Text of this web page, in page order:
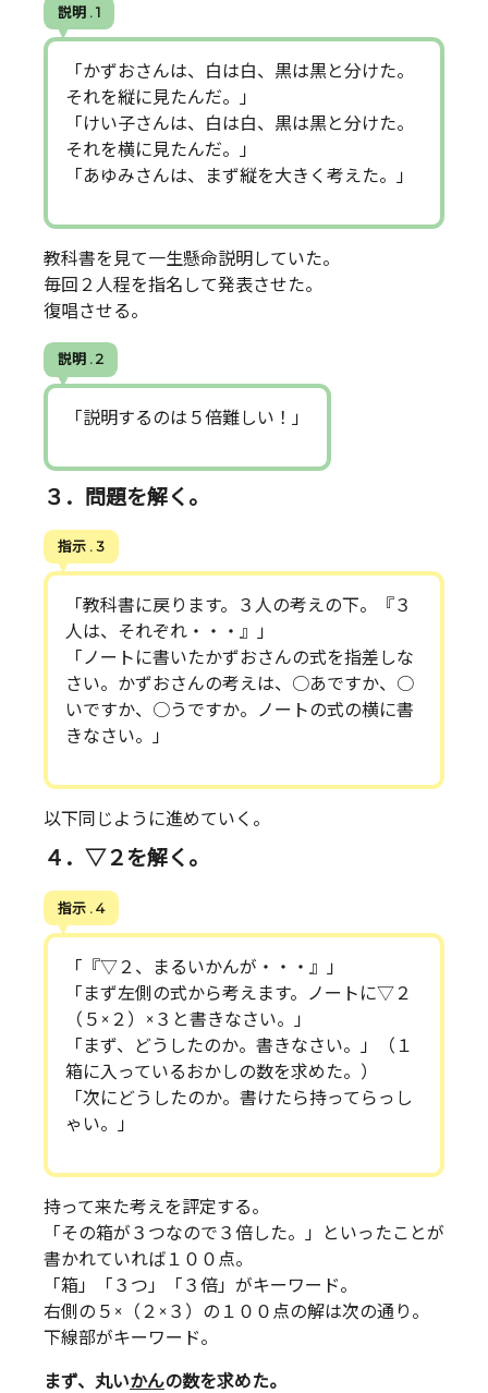
説明 . 1
「かずおさんは、白は白、黒は黒と分けた。
それを縦に見たんだ。」
「けい子さんは、白は白、黒は黒と分けた。
それを横に見たんだ。」
「あゆみさんは、まず縦を大きく考えた。」
教科書を見て一生懸命説明していた。
毎回２人程を指名して発表させた。
復唱させる。
説明 . 2
「説明するのは５倍難しい！」
３．問題を解く。
指示 . 3
「教科書に戻ります。３人の考えの下。『３
人は、それぞれ・・・』」
「ノートに書いたかずおさんの式を指差しな
さい。かずおさんの考えは、○あですか、○
いですか、○うですか。ノートの式の横に書
きなさい。」
以下同じように進めていく。
４．▽２を解く。
指示 . 4
「『▽２、まるいかんが・・・』」
「まず左側の式から考えます。ノートに▽２
（５×２）×３と書きなさい。」
「まず、どうしたのか。書きなさい。」（１
箱に入っているおかしの数を求めた。）
「次にどうしたのか。書けたら持ってらっし
ゃい。」
持って来た考えを評定する。
「その箱が３つなので３倍した。」といったことが
書かれていれば１００点。
「箱」「３つ」「３倍」がキーワード。
右側の５×（２×３）の１００点の解は次の通り。
下線部がキーワード。
まず、丸いかんの数を求めた。